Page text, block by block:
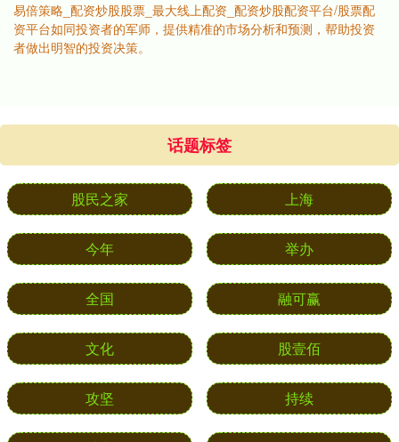
易倍策略_配资炒股股票_最大线上配资_配资炒股配资平台/股票配
资平台如同投资者的军师，提供精准的市场分析和预测，帮助投资
者做出明智的投资决策。
话题标签
股民之家 上海
今年 举办
全国 融可赢
文化 股壹佰
攻坚 持续